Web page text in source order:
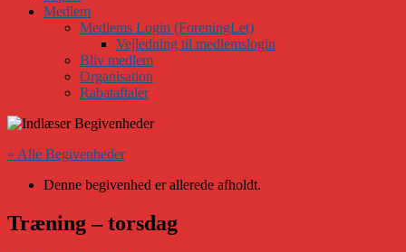
Medlem
Medlems Login (ForeningLet)
Vejledning til medlemslogin
Bliv medlem
Organisation
Rabataftaler
« Alle Begivenheder
Denne begivenhed er allerede afholdt.
Træning – torsdag